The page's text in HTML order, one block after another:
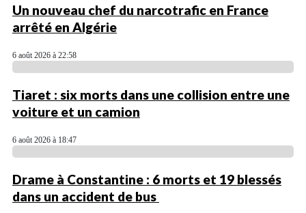
Un nouveau chef du narcotrafic en France
arrêté en Algérie
6 août 2026 à 22:58
Tiaret : six morts dans une collision entre une
voiture et un camion
6 août 2026 à 18:47
Drame à Constantine : 6 morts et 19 blessés
dans un accident de bus